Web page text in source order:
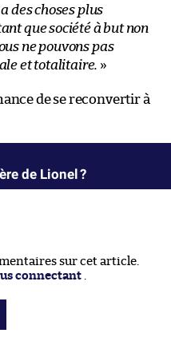
des choses plus
que société à but non
ne pouvons pas
et totalitaire. »
de se reconvertir à
de Lionel ?
sur cet article.
connectant .